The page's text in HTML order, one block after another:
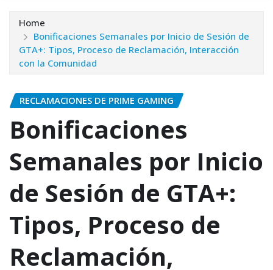
Home
Bonificaciones Semanales por Inicio de Sesión de
GTA+: Tipos, Proceso de Reclamación, Interacción
con la Comunidad
RECLAMACIONES DE PRIME GAMING
Bonificaciones
Semanales por Inicio
de Sesión de GTA+:
Tipos, Proceso de
Reclamación,